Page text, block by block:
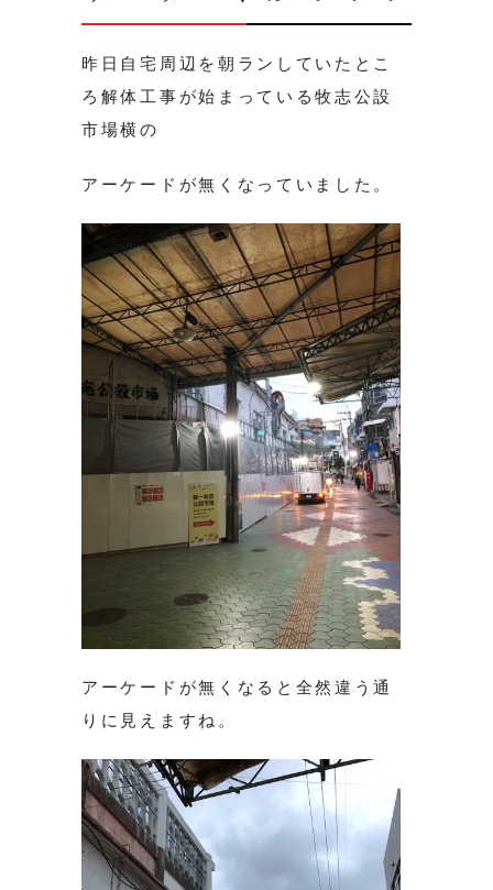
昨日自宅周辺を朝ランしていたとこ
ろ解体工事が始まっている牧志公設
市場横の
アーケードが無くなっていました。
アーケードが無くなると全然違う通
りに見えますね。